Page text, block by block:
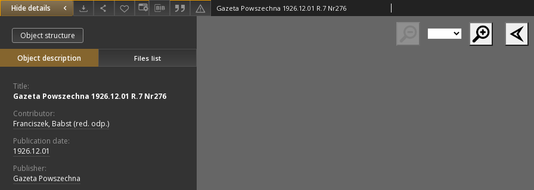
Hide details Gazeta Powszechna 1926.12.01 R.7 Nr276
Object structure
Object description Files list
Title:
Gazeta Powszechna 1926.12.01 R.7 Nr276
Contributor:
Franciszek, Babst (red. odp.)
Publication date:
1926.12.01
Publisher:
Gazeta Powszechna